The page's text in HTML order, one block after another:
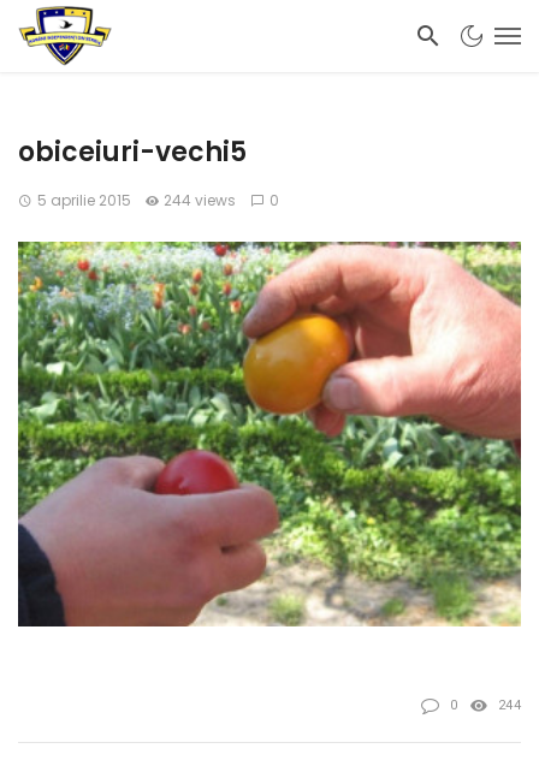
obiceiuri-vechi5
5 aprilie 2015 244 views 0
0 244